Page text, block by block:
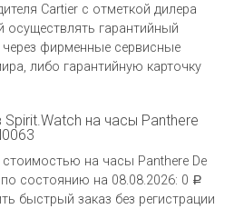
Cartier c отметкой дилера
гарантийный
фирменные сервисные
либо гарантийную карточку
на часы Panthere
на часы Panthere De
состоянию на 08.08.2026: 0 Р
быстрый заказ без регистрации